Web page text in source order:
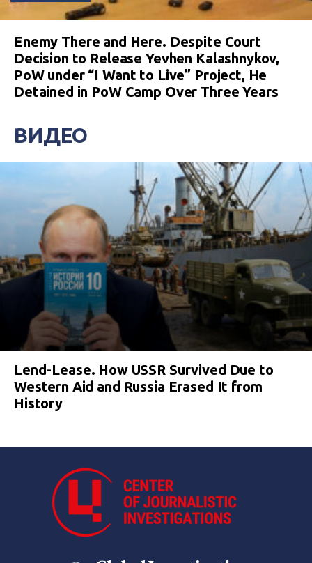
Enemy There and Here. Despite Court
Decision to Release Yevhen Kalashnykov,
PoW under “I Want to Live” Project, He
Detained in PoW Camp Over Three Years
ВИДЕО
Lend-Lease. How USSR Survived Due to
Western Aid and Russia Erased It from
History